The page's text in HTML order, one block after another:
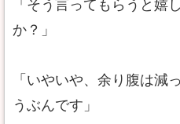
「そう言ってもらうと嬉
か？」
「いやいや、余り腹は減
うぶんです」